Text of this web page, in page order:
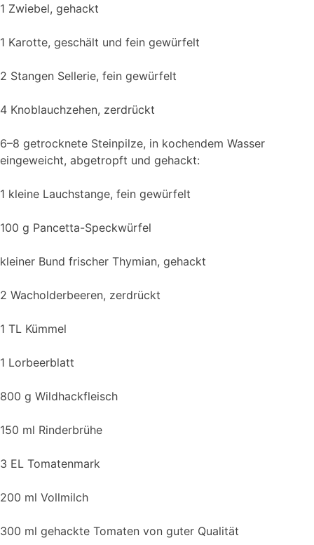
1 Zwiebel, gehackt
1 Karotte, geschält und fein gewürfelt
2 Stangen Sellerie, fein gewürfelt
4 Knoblauchzehen, zerdrückt
6–8 getrocknete Steinpilze, in kochendem Wasser
eingeweicht, abgetropft und gehackt:
1 kleine Lauchstange, fein gewürfelt
100 g Pancetta-Speckwürfel
kleiner Bund frischer Thymian, gehackt
2 Wacholderbeeren, zerdrückt
1 TL Kümmel
1 Lorbeerblatt
800 g Wildhackfleisch
150 ml Rinderbrühe
3 EL Tomatenmark
200 ml Vollmilch
300 ml gehackte Tomaten von guter Qualität